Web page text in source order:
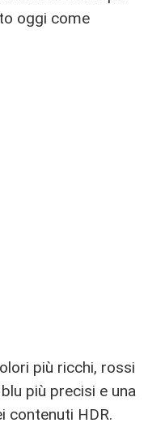
oggi come
più ricchi, rossi
più precisi e una
contenuti HDR.